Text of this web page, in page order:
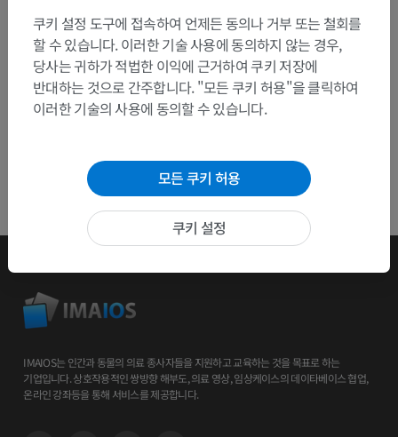
앱 다운로드
IMAIOS는 인간과 동물의 의료 종사자들을 지원하고 교육하는 것을 목표로 하는
기업입니다. 상호작용적인 쌍방향 해부도, 의료 영상, 임상케이스의 데이타베이스 협업,
온라인 강좌등을 통해 서비스를 제공합니다.
쿠키 설정 도구에 접속하여 언제든 동의나 거부 또는 철회를
할 수 있습니다. 이러한 기술 사용에 동의하지 않는 경우,
당사는 귀하가 적법한 이익에 근거하여 쿠키 저장에
반대하는 것으로 간주합니다. "모든 쿠키 허용"을 클릭하여
이러한 기술의 사용에 동의할 수 있습니다.
모든 쿠키 허용
쿠키 설정